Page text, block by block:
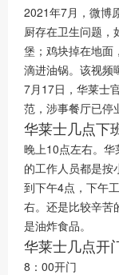
2021年7月，微博
厨存在卫生问题，
堡；鸡块掉在地面
滴进油锅。该视频
7月17日，华莱士
范，涉事餐厅已停
华莱士几点下
晚上10点左右。
的工作人员都是按
到下午4点，下午
右。还是比较辛苦
是油炸食品。
华莱士几点开
8：00开门